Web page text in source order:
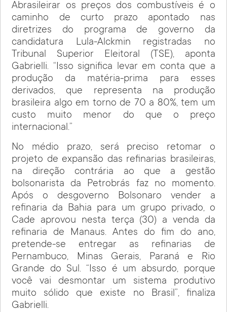
Abrasileirar os preços dos combustíveis é o
caminho de curto prazo apontado nas
diretrizes do programa de governo da
candidatura Lula-Alckmin registradas no
Tribunal Superior Eleitoral (TSE), aponta
Gabrielli. “Isso significa levar em conta que a
produção da matéria-prima para esses
derivados, que representa na produção
brasileira algo em torno de 70 a 80%, tem um
custo muito menor do que o preço
internacional.”
No médio prazo, será preciso retomar o
projeto de expansão das refinarias brasileiras,
na direção contrária ao que a gestão
bolsonarista da Petrobrás faz no momento.
Após o desgoverno Bolsonaro vender a
refinaria da Bahia para um grupo privado, o
Cade aprovou nesta terça (30) a venda da
refinaria de Manaus. Antes do fim do ano,
pretende-se entregar as refinarias de
Pernambuco, Minas Gerais, Paraná e Rio
Grande do Sul. “Isso é um absurdo, porque
você vai desmontar um sistema produtivo
muito sólido que existe no Brasil”, finaliza
Gabrielli.